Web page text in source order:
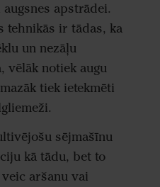
apstrādei.
tehnikās ir tādas, ka
un nezāļu
vēlāk notiek augu
tiek ietekmēti
sējmašīnu
kā tādu, bet to
aršanu vai